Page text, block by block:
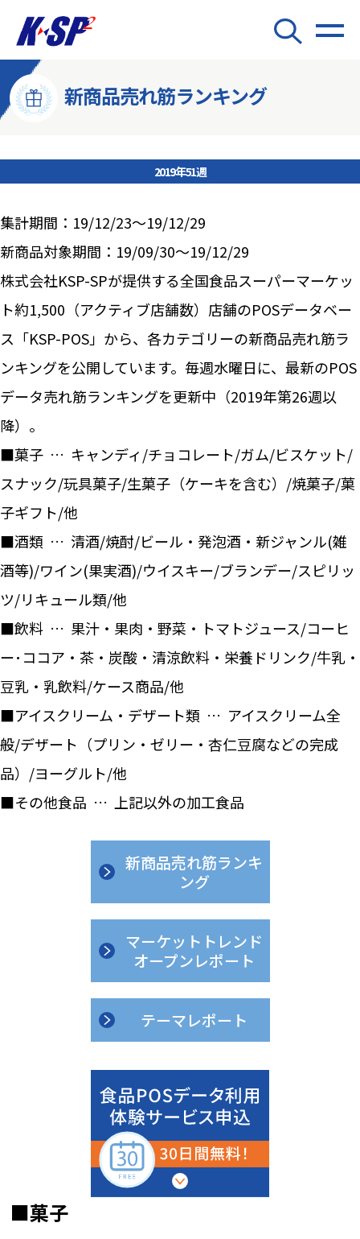
新商品売れ筋ランキング
2019年51週
集計期間：19/12/23～19/12/29
新商品対象期間：19/09/30～19/12/29
株式会社KSP-SPが提供する全国食品スーパーマーケッ
ト約1,500（アクティブ店舗数）店舗のPOSデータベー
ス「KSP-POS」から、各カテゴリーの新商品売れ筋ラ
ンキングを公開しています。毎週水曜日に、最新のPOS
データ売れ筋ランキングを更新中（2019年第26週以
降）。
■菓子 … キャンディ/チョコレート/ガム/ビスケット/
スナック/玩具菓子/生菓子（ケーキを含む）/焼菓子/菓
子ギフト/他
■酒類 … 清酒/焼酎/ビール・発泡酒・新ジャンル(雑
酒等)/ワイン(果実酒)/ウイスキー/ブランデー/スピリッ
ツ/リキュール類/他
■飲料 … 果汁・果肉・野菜・トマトジュース/コーヒ
ー･ココア・茶・炭酸・清涼飲料・栄養ドリンク/牛乳・
豆乳・乳飲料/ケース商品/他
■アイスクリーム・デザート類 … アイスクリーム全
般/デザート（プリン・ゼリー・杏仁豆腐などの完成
品）/ヨーグルト/他
■その他食品 … 上記以外の加工食品
新商品売れ筋ランキ
ング
マーケットトレンド
オープンレポート
テーマレポート
■菓子